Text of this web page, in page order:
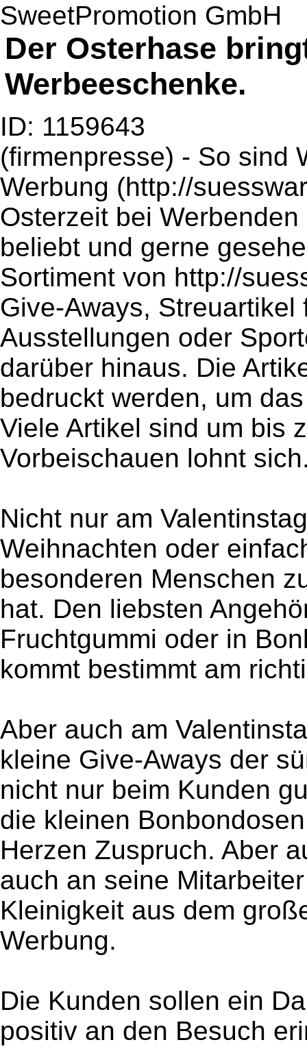
SweetPromotion GmbH
Der Osterhase
Werbeeschenke.
ID: 1159643
(firmenpresse) - So sind
Werbung (http://
Osterzeit bei
beliebt und gerne
Sortiment von http://
Give-Aways,
Ausstellungen oder
darüber hinaus. Die
bedruckt werden, um
Viele Artikel sind um bis
Vorbeischauen lohnt
Nicht nur am
Weihnachten oder
besonderen Menschen
hat. Den liebsten
Fruchtgummi oder in
kommt bestimmt am
Aber auch am
kleine Give-Aways der
nicht nur beim Kunden
die kleinen
Herzen Zuspruch. Aber
auch an seine
Kleinigkeit aus dem
Werbung.
Die Kunden sollen ein
positiv an den Besuch